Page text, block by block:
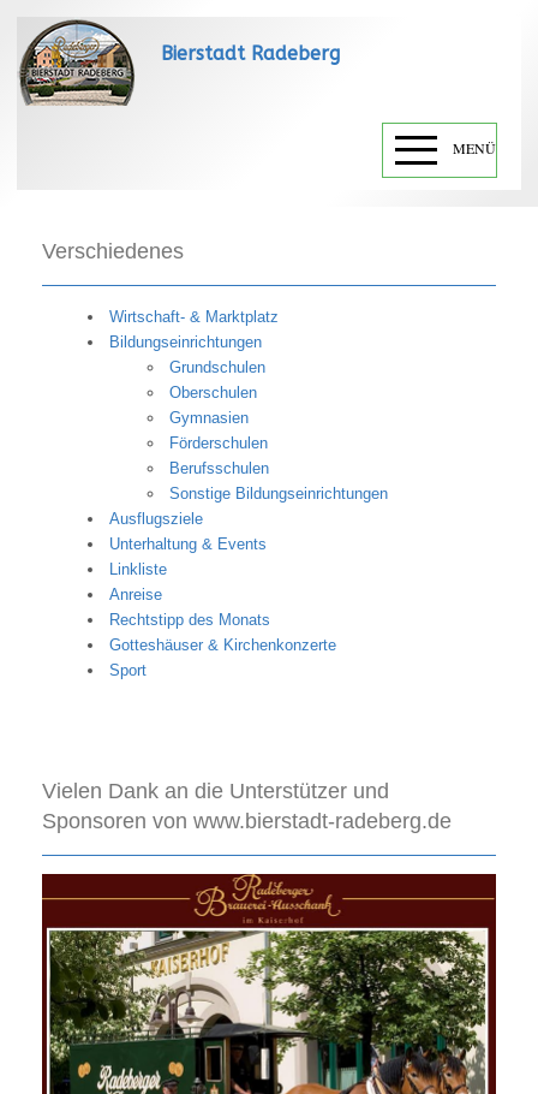
Bierstadt Radeberg
MENÜ
Verschiedenes
Wirtschaft- & Marktplatz
Bildungseinrichtungen
Grundschulen
Oberschulen
Gymnasien
Förderschulen
Berufsschulen
Sonstige Bildungseinrichtungen
Ausflugsziele
Unterhaltung & Events
Linkliste
Anreise
Rechtstipp des Monats
Gotteshäuser & Kirchenkonzerte
Sport
Vielen Dank an die Unterstützer und
Sponsoren von www.bierstadt-radeberg.de